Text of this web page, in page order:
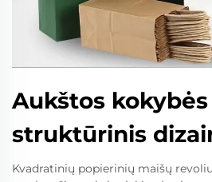
Aukštos kokybės
struktūrinis
Kvadratinių popierinių maišų